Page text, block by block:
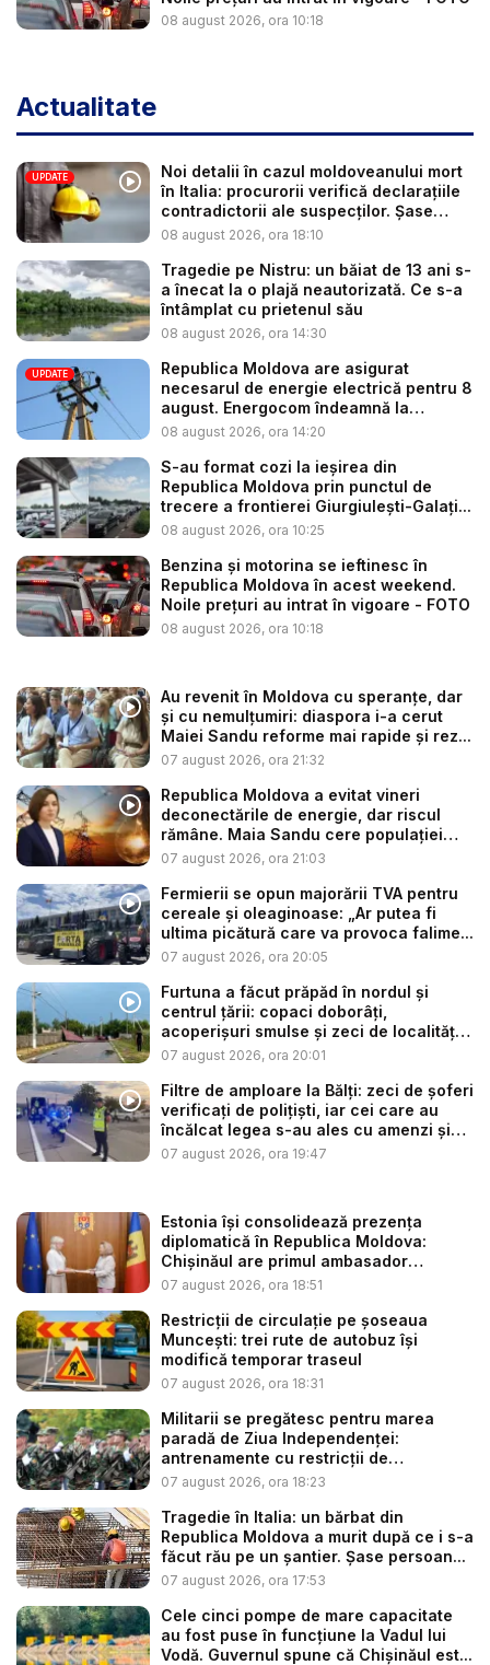
08 august 2026, ora 10:18
Actualitate
UPDATE
Noi detalii în cazul moldoveanului mort
în Italia: procurorii verifică declarațiile
contradictorii ale suspecților. Șase
per...
08 august 2026, ora 18:10
Tragedie pe Nistru: un băiat de 13 ani s-
a înecat la o plajă neautorizată. Ce s-a
întâmplat cu prietenul său
08 august 2026, ora 14:30
UPDATE
Republica Moldova are asigurat
necesarul de energie electrică pentru 8
august. Energocom îndeamnă la
consu...
08 august 2026, ora 14:20
S-au format cozi la ieșirea din
Republica Moldova prin punctul de
trecere a frontierei Giurgiulești-Galați...
08 august 2026, ora 10:25
Benzina și motorina se ieftinesc în
Republica Moldova în acest weekend.
Noile prețuri au intrat în vigoare - FOTO
08 august 2026, ora 10:18
Au revenit în Moldova cu speranțe, dar
și cu nemulțumiri: diaspora i-a cerut
Maiei Sandu reforme mai rapide și rez...
07 august 2026, ora 21:32
Republica Moldova a evitat vineri
deconectările de energie, dar riscul
rămâne. Maia Sandu cere populației
să...
07 august 2026, ora 21:03
Fermierii se opun majorării TVA pentru
cereale și oleaginoase: „Ar putea fi
ultima picătură care va provoca falime...
07 august 2026, ora 20:05
Furtuna a făcut prăpăd în nordul și
centrul țării: copaci doborâți,
acoperișuri smulse și zeci de localități
...
07 august 2026, ora 20:01
Filtre de amploare la Bălți: zeci de șoferi
verificați de polițiști, iar cei care au
încălcat legea s-au ales cu amenzi și
s...
07 august 2026, ora 19:47
Estonia își consolidează prezența
diplomatică în Republica Moldova:
Chișinăul are primul ambasador
estonia...
07 august 2026, ora 18:51
Restricții de circulație pe șoseaua
Muncești: trei rute de autobuz își
modifică temporar traseul
07 august 2026, ora 18:31
Militarii se pregătesc pentru marea
paradă de Ziua Independenței:
antrenamente cu restricții de
circulație...
07 august 2026, ora 18:23
Tragedie în Italia: un bărbat din
Republica Moldova a murit după ce i s-a
făcut rău pe un șantier. Șase persoan...
07 august 2026, ora 17:53
Cele cinci pompe de mare capacitate
au fost puse în funcțiune la Vadul lui
Vodă. Guvernul spune că Chișinăul est...